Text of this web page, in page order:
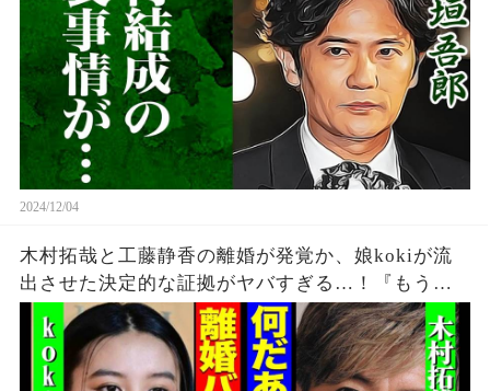
2024/12/04
木村拓哉と工藤静香の離婚が発覚か、娘kokiが流
出させた決定的な証拠がヤバすぎる…！『もう隠
しません』妻の堂々とした様子や本音に一同驚愕
【芸能】